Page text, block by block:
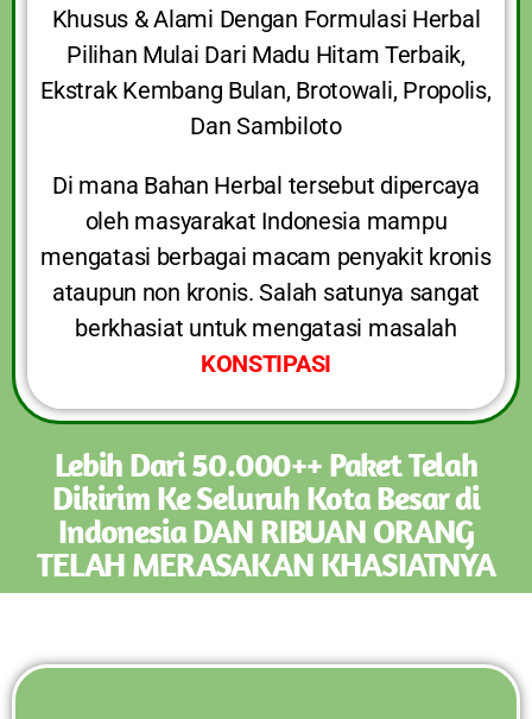
Khusus & Alami Dengan Formulasi Herbal
Pilihan Mulai Dari Madu Hitam Terbaik,
Ekstrak Kembang Bulan, Brotowali, Propolis,
Dan Sambiloto
Di mana Bahan Herbal tersebut dipercaya
oleh masyarakat Indonesia mampu
mengatasi berbagai macam penyakit kronis
ataupun non kronis. Salah satunya sangat
berkhasiat untuk mengatasi masalah
KONSTIPASI
Lebih Dari 50.000++ Paket Telah
Dikirim Ke Seluruh Kota Besar di
Indonesia DAN RIBUAN ORANG
TELAH MERASAKAN KHASIATNYA